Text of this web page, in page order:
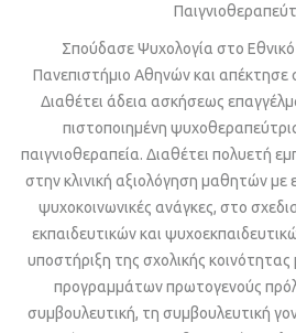
Σπούδασε Ψυχολογία στο Εθνικό
Πανεπιστήμιο Αθηνών και απέκτησε
Διαθέτει άδεια ασκήσεως
πιστοποιημένη
παιγνιοθεραπεία. Διαθέτει πολυετή
στην κλινική αξιολόγηση μαθητών με
ψυχοκοινωνικές ανάγκες, στο
εκπαιδευτικών και
υποστήριξη της σχολικής
προγραμμάτων πρωτογενούς
συμβουλευτική, τη συμβουλευτική